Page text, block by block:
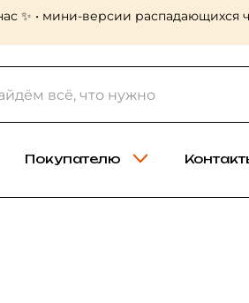
Много больших форматов, в
Покупателю